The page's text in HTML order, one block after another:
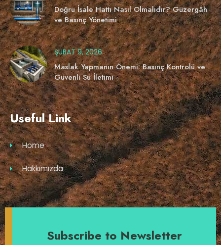
Doğru İsale Hattı Nasıl Olmalıdır? Güzergâh
ve Basınç Yönetimi
ŞUBAT 9, 2026
Maslak Yapmanın Önemi: Basınç Kontrolü ve
Güvenli Su İletimi
Useful Link
Home
Hakkımızda
Subscribe to Newsletter